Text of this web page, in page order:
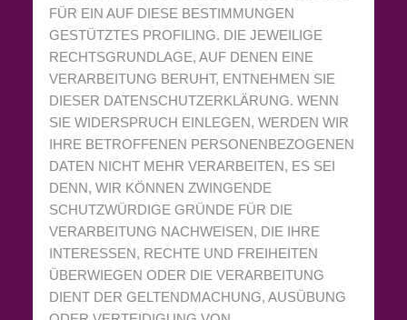
FÜR EIN AUF DIESE BESTIMMUNGEN
GESTÜTZTES PROFILING. DIE JEWEILIGE
RECHTSGRUNDLAGE, AUF DENEN EINE
VERARBEITUNG BERUHT, ENTNEHMEN SIE
DIESER DATENSCHUTZERKLÄRUNG. WENN
SIE WIDERSPRUCH EINLEGEN, WERDEN WIR
IHRE BETROFFENEN PERSONENBEZOGENEN
DATEN NICHT MEHR VERARBEITEN, ES SEI
DENN, WIR KÖNNEN ZWINGENDE
SCHUTZWÜRDIGE GRÜNDE FÜR DIE
VERARBEITUNG NACHWEISEN, DIE IHRE
INTERESSEN, RECHTE UND FREIHEITEN
ÜBERWIEGEN ODER DIE VERARBEITUNG
DIENT DER GELTENDMACHUNG, AUSÜBUNG